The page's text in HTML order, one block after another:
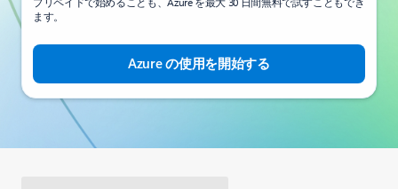
ます。
Azure の使用を開始する